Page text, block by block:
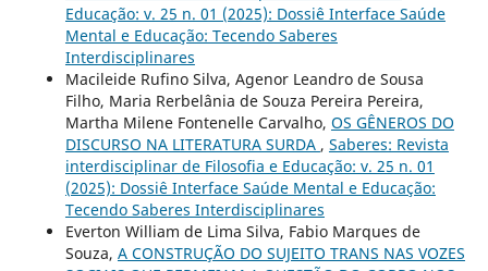
Educação: v. 25 n. 01 (2025): Dossiê Interface Saúde
Mental e Educação: Tecendo Saberes
Interdisciplinares
Macileide Rufino Silva, Agenor Leandro de Sousa
Filho, Maria Rerbelânia de Souza Pereira Pereira,
Martha Milene Fontenelle Carvalho, OS GÊNEROS DO
DISCURSO NA LITERATURA SURDA , Saberes: Revista
interdisciplinar de Filosofia e Educação: v. 25 n. 01
(2025): Dossiê Interface Saúde Mental e Educação:
Tecendo Saberes Interdisciplinares
Everton William de Lima Silva, Fabio Marques de
Souza, A CONSTRUÇÃO DO SUJEITO TRANS NAS VOZES